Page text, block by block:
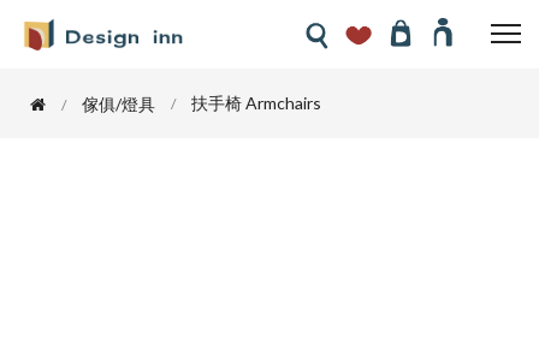
傢俱/燈具 扶手椅 Armchairs